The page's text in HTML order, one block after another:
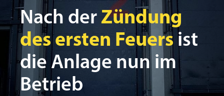
Nach derZündung
des ersten Feuersist
die Anlage nun im
Betrieb